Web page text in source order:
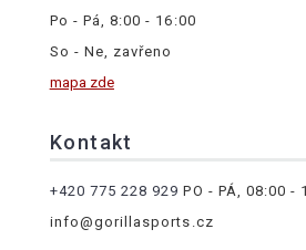
Po - Pá, 8:00 - 16:00
So - Ne, zavřeno
mapa zde
Kontakt
+420 775 228 929 PO - PÁ, 08:00 -
info@gorillasports.cz